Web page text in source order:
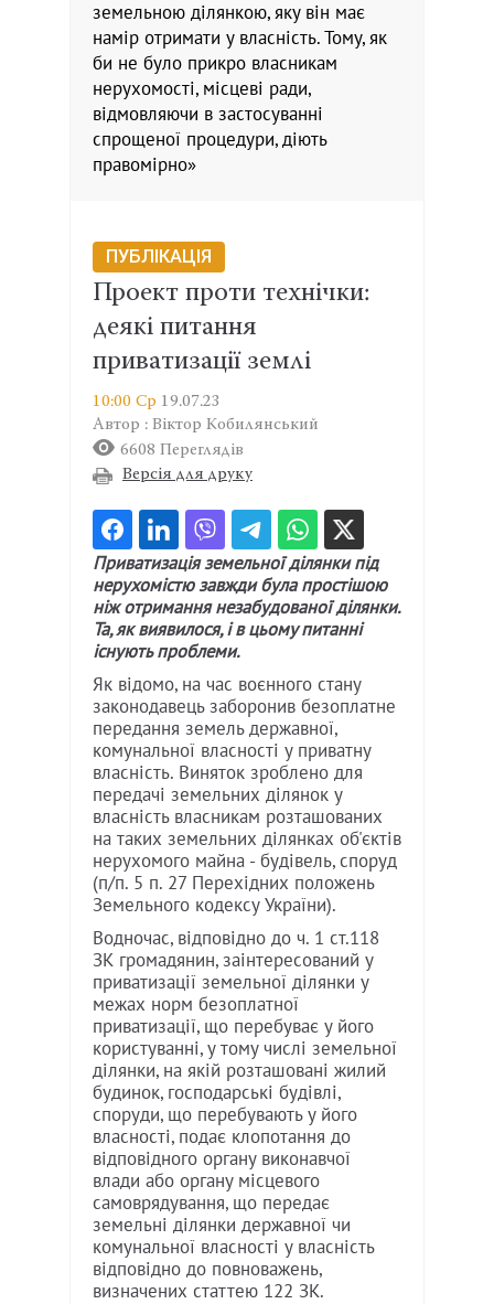
земельною ділянкою, яку він має
намір отримати у власність. Тому, як
би не було прикро власникам
нерухомості, місцеві ради,
відмовляючи в застосуванні
спрощеної процедури, діють
правомірно»
ПУБЛІКАЦІЯ
Проект проти технічки:
деякі питання
приватизації землі
10:00 Ср 19.07.23
Автор : Віктор Кобилянський
6608 Переглядів
Версія для друку
Приватизація земельної ділянки під
нерухомістю завжди була простішою
ніж отримання незабудованої ділянки.
Та, як виявилося, і в цьому питанні
існують проблеми.
Як відомо, на час воєнного стану
законодавець заборонив безоплатне
передання земель державної,
комунальної власності у приватну
власність. Виняток зроблено для
передачі земельних ділянок у
власність власникам розташованих
на таких земельних ділянках об'єктів
нерухомого майна - будівель, споруд
(п/п. 5 п. 27 Перехідних положень
Земельного кодексу України).
Водночас, відповідно до ч. 1 ст.118
ЗК громадянин, заінтересований у
приватизації земельної ділянки у
межах норм безоплатної
приватизації, що перебуває у його
користуванні, у тому числі земельної
ділянки, на якій розташовані жилий
будинок, господарські будівлі,
споруди, що перебувають у його
власності, подає клопотання до
відповідного органу виконавчої
влади або органу місцевого
самоврядування, що передає
земельні ділянки державної чи
комунальної власності у власність
відповідно до повноважень,
визначених статтею 122 ЗК.